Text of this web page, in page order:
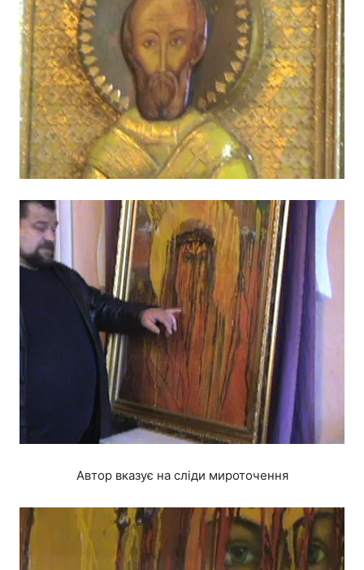
Автор вказує на сліди мироточення